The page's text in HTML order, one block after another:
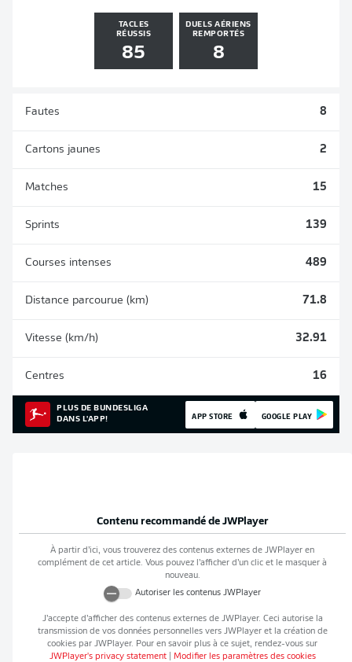
TACLES
RÉUSSIS
85
DUELS AÉRIENS
REMPORTÉS
8
Fautes 8
Cartons jaunes 2
Matches 15
Sprints 139
Courses intenses 489
Distance parcourue (km) 71.8
Vitesse (km/h) 32.91
Centres 16
PLUS DE BUNDESLIGA
DANS L'APP!
APP STORE GOOGLE PLAY
Contenu recommandé de JWPlayer
À partir d’ici, vous trouverez des contenus externes de JWPlayer en
complément de cet article. Vous pouvez l’afficher d’un clic et le masquer à
nouveau.
Autoriser les contenus JWPlayer
J’accepte d’afficher des contenus externes de JWPlayer. Ceci autorise la
transmission de vos données personnelles vers JWPlayeret la création de
cookies par JWPlayer. Pour en savoir plus à ce sujet, rendez-vous sur
JWPlayer's privacy statement| Modifier les paramètres des cookies